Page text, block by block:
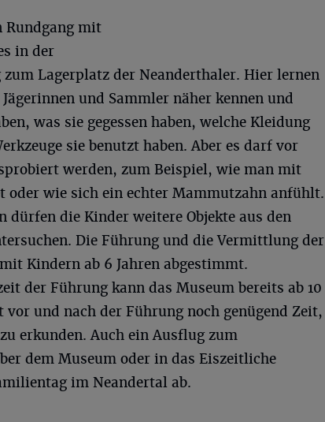
Rundgang mit
in der
Lagerplatz der Neanderthaler. Hier lernen
und Sammler näher kennen und
was sie gegessen haben, welche Kleidung
sie benutzt haben. Aber es darf vor
werden, zum Beispiel, wie man mit
oder wie sich ein echter Mammutzahn anfühlt.
dürfen die Kinder weitere Objekte aus den
Die Führung und die Vermittlung der
Kindern ab 6 Jahren abgestimmt.
der Führung kann das Museum bereits ab 10
vor und nach der Führung noch genügend Zeit,
erkunden. Auch ein Ausflug zum
dem Museum oder in das Eiszeitliche
im Neandertal ab.